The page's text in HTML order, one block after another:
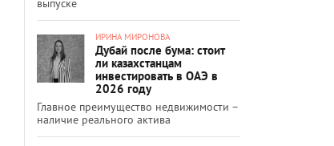
выпуске
ИРИНА МИРОНОВА
Дубай после бума: стоит
ли казахстанцам
инвестировать в ОАЭ в
2026 году
Главное преимущество недвижимости –
наличие реального актива